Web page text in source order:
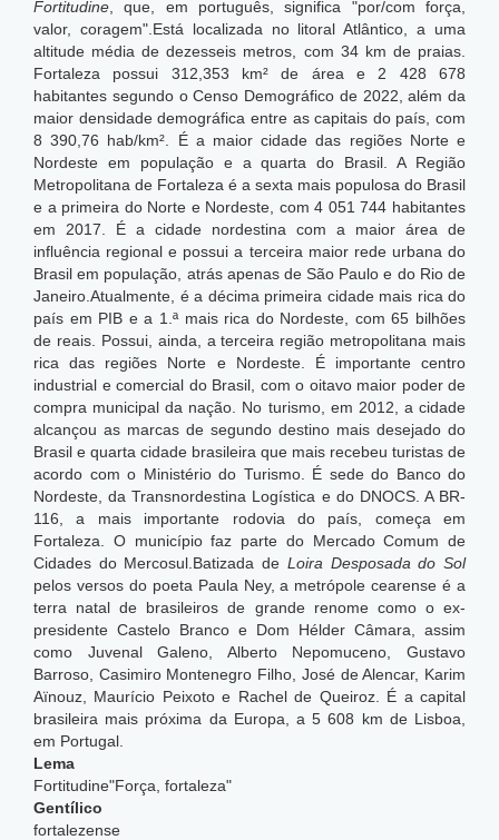
Fortitudine , que, em português, significa "por/com força,
valor, coragem".Está localizada no litoral Atlântico, a uma
altitude média de dezesseis metros, com 34 km de praias.
Fortaleza possui 312,353 km² de área e 2 428 678
habitantes segundo o Censo Demográfico de 2022, além da
maior densidade demográfica entre as capitais do país, com
8 390,76 hab/km².
É a maior cidade das regiões Norte e
Nordeste em população e a quarta do Brasil. A Região
Metropolitana de Fortaleza é a sexta mais populosa do Brasil
e a primeira do Norte e Nordeste, com 4 051 744 habitantes
em 2017. É a cidade nordestina com a maior área de
influência regional e possui a terceira maior rede urbana do
Brasil em população, atrás apenas de São Paulo e do Rio de
Janeiro.Atualmente, é a décima primeira cidade mais rica do
país em PIB e a 1.ª mais rica do Nordeste, com 65 bilhões
de reais.
Possui, ainda, a terceira região metropolitana mais
rica das regiões Norte e Nordeste. É importante centro
industrial e comercial do Brasil, com o oitavo maior poder de
compra municipal da nação. No turismo, em 2012, a cidade
alcançou as marcas de segundo destino mais desejado do
Brasil e quarta cidade brasileira que mais recebeu turistas de
acordo com o Ministério do Turismo. É sede do Banco do
Nordeste, da Transnordestina Logística e do DNOCS. A BR-
116, a mais importante rodovia do país, começa em
Fortaleza. O município faz parte do Mercado Comum de
Cidades do Mercosul.Batizada de Loira Desposada do Sol
pelos versos do poeta Paula Ney, a metrópole cearense é a
terra natal de brasileiros de grande renome como o ex-
presidente Castelo Branco e Dom Hélder Câmara, assim
como Juvenal Galeno, Alberto Nepomuceno, Gustavo
Barroso, Casimiro Montenegro Filho, José de Alencar, Karim
Aïnouz, Maurício Peixoto e Rachel de Queiroz. É a capital
brasileira mais próxima da Europa, a 5 608 km de Lisboa,
em Portugal.
Lema
Fortitudine"Força, fortaleza"
Gentílico
fortalezense